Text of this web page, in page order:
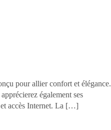
pour allier confort et élégance.
également ses
et accès Internet. La […]